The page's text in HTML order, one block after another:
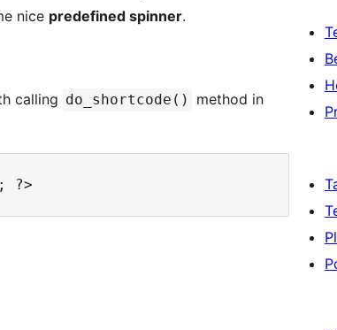
nice predefined spinner.
calling do_shortcode()
method in